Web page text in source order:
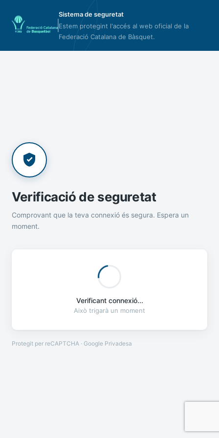
Sistema de seguretat
Estem protegint l'accés al web oficial de la
Federació Catalana de Bàsquet.
Verificació de seguretat
Comprovant que la teva connexió és segura. Espera un
moment.
Verificant connexió...
Això trigarà un moment
Protegit per reCAPTCHA · Google Privadesa